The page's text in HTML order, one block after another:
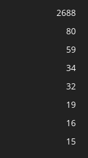
2688
80
59
34
32
19
16
15